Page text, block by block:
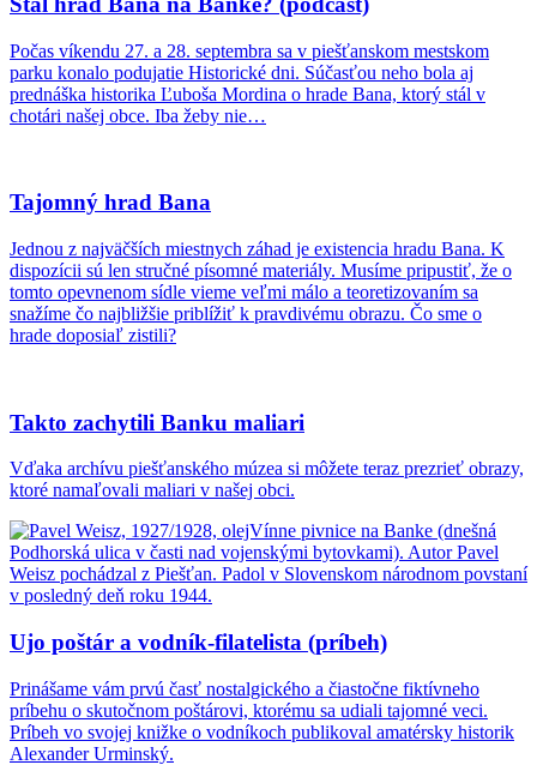
Počas víkendu 27. a 28. septembra sa v piešťanskom mestskom
parku konalo podujatie Historické dni. Súčasťou neho bola aj
prednáška historika Ľuboša Mordina o hrade Bana, ktorý stál v
chotári našej obce. Iba žeby nie…
Tajomný hrad Bana
Jednou z najväčších miestnych záhad je existencia hradu Bana. K
dispozícii sú len stručné písomné materiály. Musíme pripustiť, že o
tomto opevnenom sídle vieme veľmi málo a teoretizovaním sa
snažíme čo najbližšie priblížiť k pravdivému obrazu. Čo sme o
hrade doposiaľ zistili?
Takto zachytili Banku maliari
Vďaka archívu piešťanského múzea si môžete teraz prezrieť obrazy,
ktoré namaľovali maliari v našej obci.
Ujo poštár a vodník-filatelista (príbeh)
Prinášame vám prvú časť nostalgického a čiastočne fiktívneho
príbehu o skutočnom poštárovi, ktorému sa udiali tajomné veci.
Príbeh vo svojej knižke o vodníkoch publikoval amatérsky historik
Alexander Urminský.